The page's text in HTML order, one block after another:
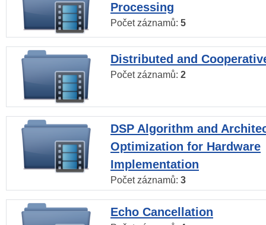
Processing
Počet záznamů: 5
Distributed and
Počet záznamů: 2
DSP Algorithm and
Optimization for Hardware
Implementation
Počet záznamů: 3
Echo Cancellation